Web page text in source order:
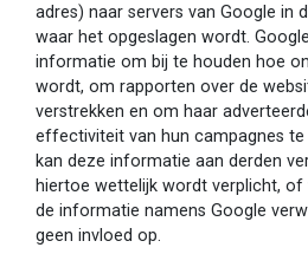
adres) naar servers van Google in
waar het opgeslagen wordt.
informatie om bij te houden hoe
wordt, om rapporten over de
verstrekken en om haar
effectiviteit van hun campagnes te
kan deze informatie aan derden
hiertoe wettelijk wordt verplicht,
de informatie namens Google
geen invloed op.